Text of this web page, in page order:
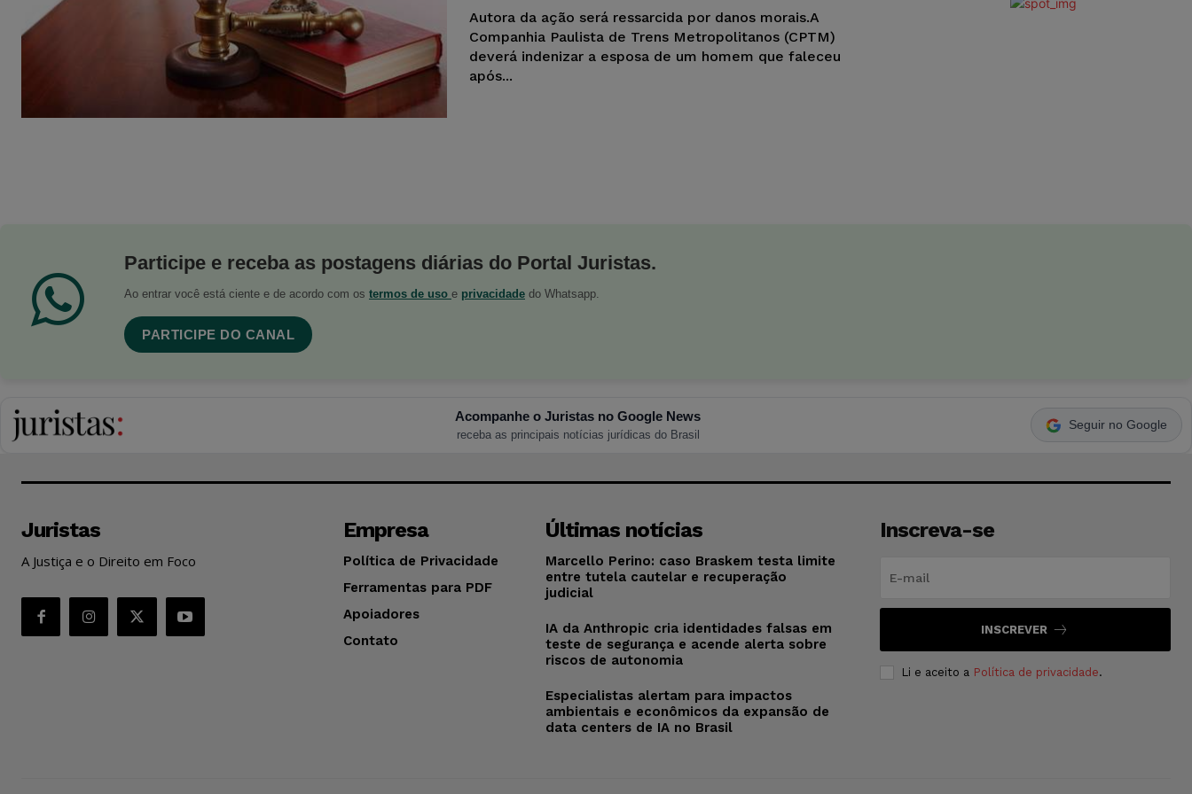
Autora da ação será ressarcida por danos morais.A
Companhia Paulista de Trens Metropolitanos (CPTM)
deverá indenizar a esposa de um homem que faleceu
após...
Participe e receba as postagens diárias do Portal Juristas.
Ao entrar você está ciente e de acordo com os termos de uso e privacidade do Whatsapp.
PARTICIPE DO CANAL
Acompanhe o Juristas no Google News
receba as principais notícias jurídicas do Brasil
Seguir no Google
Juristas
A Justiça e o Direito em Foco
Empresa
Política de Privacidade
Ferramentas para PDF
Apoiadores
Contato
Últimas notícias
Marcello Perino: caso Braskem testa limite
entre tutela cautelar e recuperação
judicial
IA da Anthropic cria identidades falsas em
teste de segurança e acende alerta sobre
riscos de autonomia
Especialistas alertam para impactos
ambientais e econômicos da expansão de
data centers de IA no Brasil
Inscreva-se
INSCREVER
Li e aceito a Política de privacidade.